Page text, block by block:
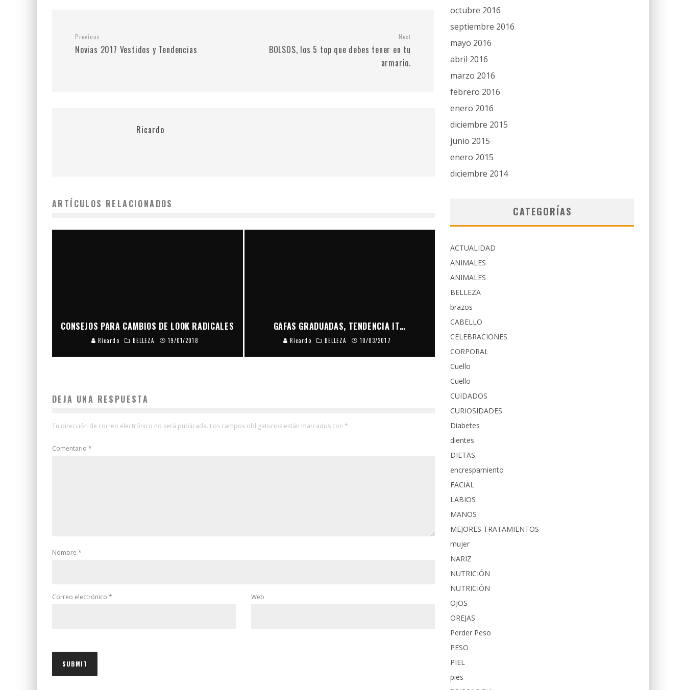
Previous
Novias 2017 Vestidos y Tendencias
Next
BOLSOS, los 5 top que debes tener en tu
armario.
Ricardo
ARTÍCULOS RELACIONADOS
CONSEJOS PARA CAMBIOS DE LOOK RADICALES
Ricardo BELLEZA 19/01/2018
GAFAS GRADUADAS, TENDENCIA IT…
Ricardo BELLEZA 10/03/2017
DEJA UNA RESPUESTA
Tu dirección de correo electrónico no será publicada. Los campos obligatorios están marcados con *
Comentario *
Nombre *
Correo electrónico * Web
octubre 2016
septiembre 2016
mayo 2016
abril 2016
marzo 2016
febrero 2016
enero 2016
diciembre 2015
junio 2015
enero 2015
diciembre 2014
CATEGORÍAS
ACTUALIDAD
ANIMALES
ANIMALES
BELLEZA
brazos
CABELLO
CELEBRACIONES
CORPORAL
Cuello
Cuello
CUIDADOS
CURIOSIDADES
Diabetes
dientes
DIETAS
encrespamiento
FACIAL
LABIOS
MANOS
MEJORES TRATAMIENTOS
mujer
NARIZ
NUTRICIÓN
NUTRICIÓN
OJOS
OREJAS
Perder Peso
PESO
PIEL
pies